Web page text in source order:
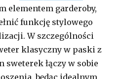
elementem garderoby,
funkcję stylowego
W szczególności
klasyczny w paski z
sweterek łączy w sobie
będąc idealnym